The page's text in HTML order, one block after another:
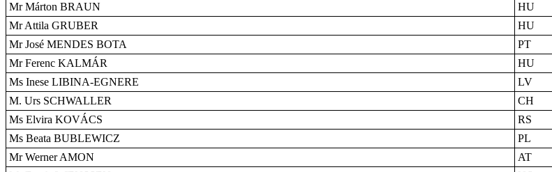
Mr Márton BRAUN
HU
Mr Attila GRUBER
HU
Mr José MENDES BOTA
PT
Mr Ferenc KALMÁR
HU
Ms Inese LIBINA-EGNERE
LV
M. Urs SCHWALLER
CH
Ms Elvira KOVÁCS
RS
Ms Beata BUBLEWICZ
PL
Mr Werner AMON
AT